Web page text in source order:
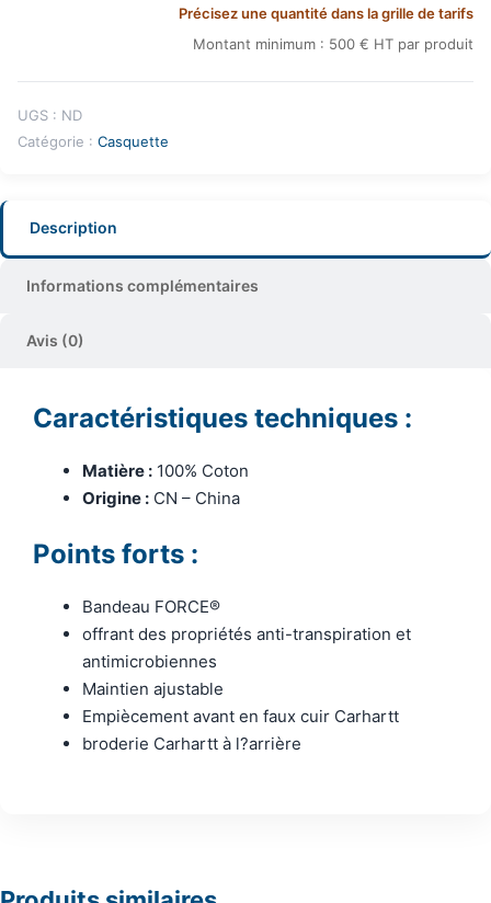
Précisez une quantité dans la grille de tarifs
Montant minimum : 500 € HT par produit
UGS : ND
Catégorie : Casquette
Description
Informations complémentaires
Avis (0)
Caractéristiques techniques :
Matière : 100% Coton
Origine : CN – China
Points forts :
Bandeau FORCE®
offrant des propriétés anti-transpiration et
antimicrobiennes
Maintien ajustable
Empiècement avant en faux cuir Carhartt
broderie Carhartt à l?arrière